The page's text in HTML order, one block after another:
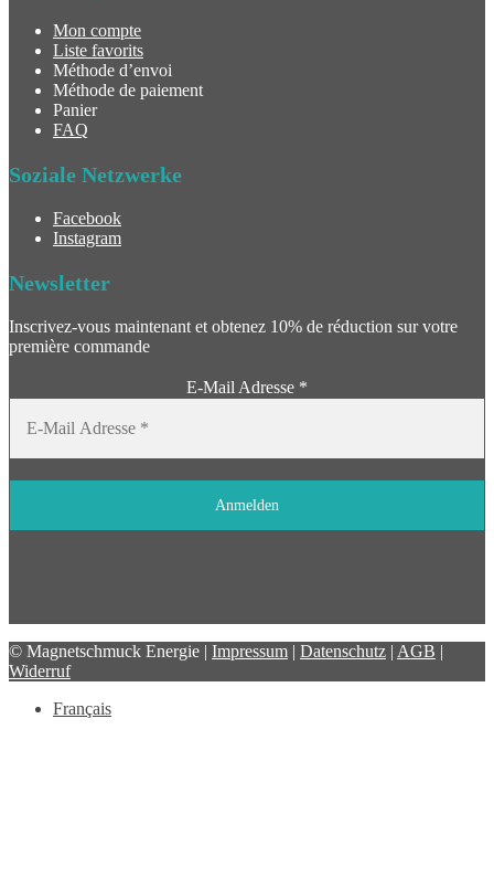
Mon compte
Liste favorits
Méthode d’envoi
Méthode de paiement
Panier
FAQ
Soziale Netzwerke
Facebook
Instagram
Newsletter
Inscrivez-vous maintenant et obtenez 10% de réduction sur votre
première commande
E-Mail Adresse *
© Magnetschmuck Energie | Impressum | Datenschutz | AGB |
Widerruf
Français